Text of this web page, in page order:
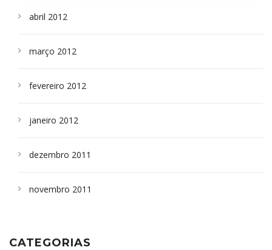
abril 2012
março 2012
fevereiro 2012
janeiro 2012
dezembro 2011
novembro 2011
CATEGORIAS